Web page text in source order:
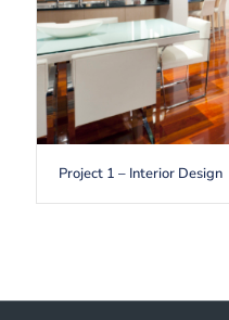
Project 1 – Interior Design